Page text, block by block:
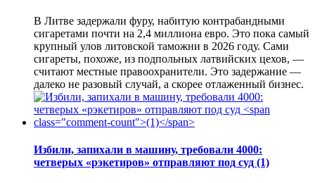
В Литве задержали фуру, набитую контрабандными
сигаретами почти на 2,4 миллиона евро. Это пока самый
крупный улов литовской таможни в 2026 году. Сами
сигареты, похоже, из подпольных латвийских цехов, —
считают местные правоохранители. Это задержание —
далеко не разовый случай, а скорее отлаженный бизнес.
Избили, запихали в машину, требовали 4000:
четверых «рэкетиров» отправляют под суд (1)